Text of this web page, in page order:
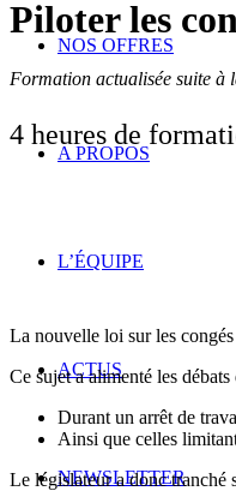
NOS OFFRES
A PROPOS
L’ÉQUIPE
ACTUS
NEWSLETTER
Piloter les
Formation actualisée suite à
4 heures de
La nouvelle loi sur les
Ce sujet a alimenté les
Durant un arrêt de
Ainsi que celles
Le législateur a donc tranché